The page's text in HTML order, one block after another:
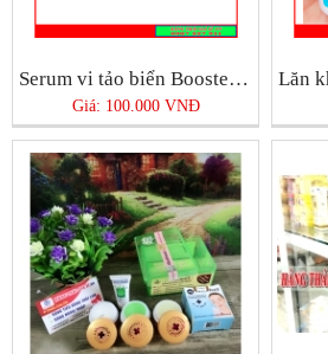
Serum vi tảo biển Booster Thái Lan
Giá: 100.000 VNĐ